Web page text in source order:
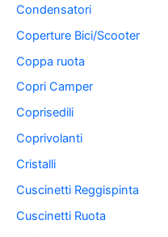
Condensatori
Coperture Bici/Scooter
Coppa ruota
Copri Camper
Coprisedili
Coprivolanti
Cristalli
Cuscinetti Reggispinta
Cuscinetti Ruota